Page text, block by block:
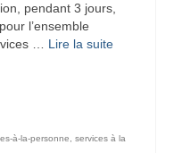
pendant 3 jours,
l’ensemble
… Lire la suite
à-la-personne, services à la